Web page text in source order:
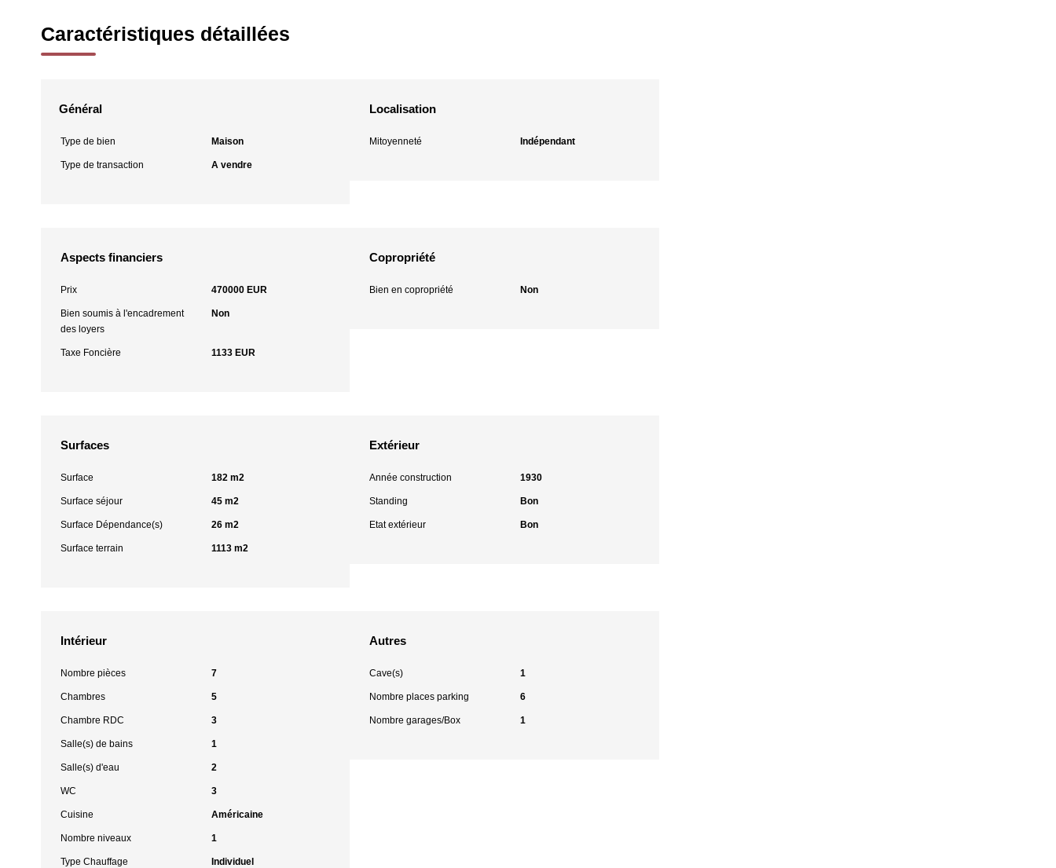
Caractéristiques détaillées
Général
Type de bien Maison
Type de transaction A vendre
Localisation
Mitoyenneté Indépendant
Aspects financiers
Prix 470000 EUR
Bien soumis à l'encadrement
des loyers
Non
Taxe Foncière 1133 EUR
Copropriété
Bien en copropriété Non
Surfaces
Surface 182 m2
Surface séjour 45 m2
Surface Dépendance(s) 26 m2
Surface terrain 1113 m2
Extérieur
Année construction 1930
Standing Bon
Etat extérieur Bon
Intérieur
Nombre pièces 7
Chambres 5
Chambre RDC 3
Salle(s) de bains 1
Salle(s) d'eau 2
WC 3
Cuisine Américaine
Nombre niveaux 1
Type Chauffage Individuel
Autres
Cave(s) 1
Nombre places parking 6
Nombre garages/Box 1